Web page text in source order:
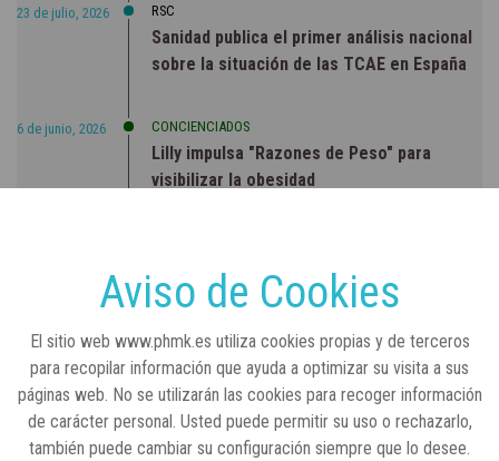
23 de julio, 2026 RSC
Sanidad publica el primer análisis nacional
sobre la situación de las TCAE en España
6 de junio, 2026 CONCIENCIADOS
Lilly impulsa "Razones de Peso" para
visibilizar la obesidad
Real Academia Nacional de Farmacia: un
laboratorio de ideas que se ha adaptado a
Aviso de Cookies
El sitio web www.phmk.es utiliza cookies propias y de terceros
para recopilar información que ayuda a optimizar su visita a sus
páginas web. No se utilizarán las cookies para recoger información
de carácter personal. Usted puede permitir su uso o rechazarlo,
también puede cambiar su configuración siempre que lo desee.